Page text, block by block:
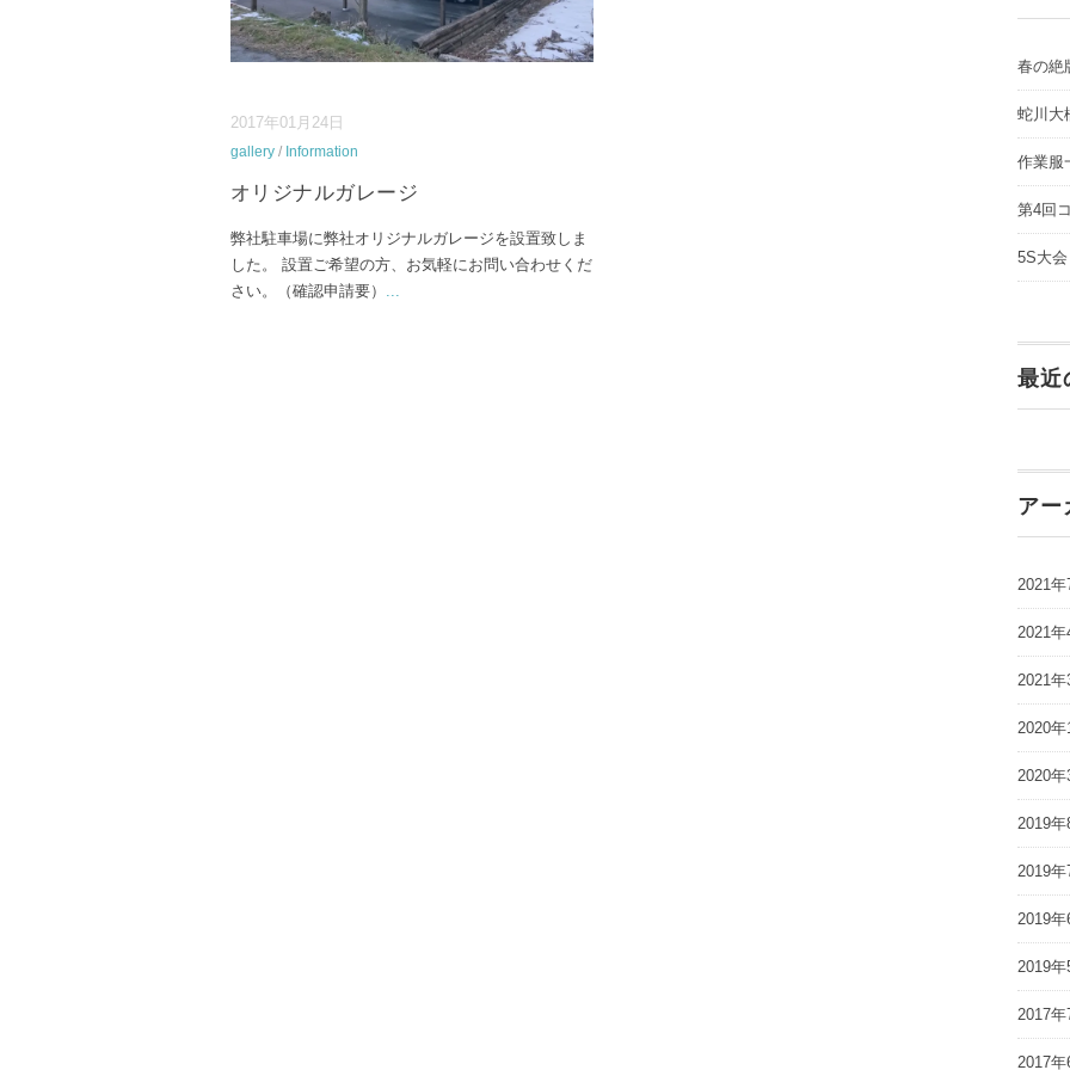
2017年01月24日
gallery/ Information
オリジナルガレージ
弊社駐車場に弊社オリジナルガレージを設置致しま
した。 設置ご希望の方、お気軽にお問い合わせくだ
さい。（確認申請要） ...
春の絶
蛇川大
作業服
第4回
5S大会
最近
アー
2021年
2021年
2021年
2020年
2020年
2019年
2019年
2019年
2019年
2017年
2017年